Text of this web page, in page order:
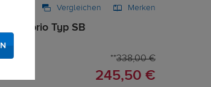
Vergleichen Merken
3 Cabrio Typ SB
338,00 €
245,50 €